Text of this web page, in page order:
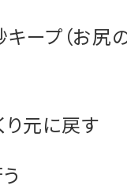
ープ（お尻
り元に戻す